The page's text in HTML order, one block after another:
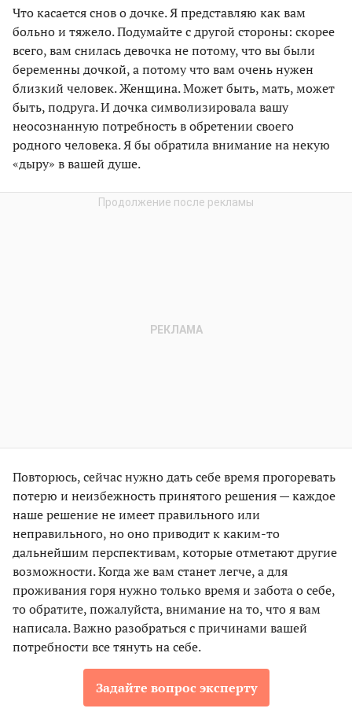
Что касается снов о дочке. Я представляю как вам
больно и тяжело. Подумайте с другой стороны: скорее
всего, вам снилась девочка не потому, что вы были
беременны дочкой, а потому что вам очень нужен
близкий человек. Женщина. Может быть, мать, может
быть, подруга. И дочка символизировала вашу
неосознанную потребность в обретении своего
родного человека. Я бы обратила внимание на некую
«дыру» в вашей душе.
Повторюсь, сейчас нужно дать себе время прогоревать
потерю и неизбежность принятого решения — каждое
наше решение не имеет правильного или
неправильного, но оно приводит к каким-то
дальнейшим перспективам, которые отметают другие
возможности. Когда же вам станет легче, а для
проживания горя нужно только время и забота о себе,
то обратите, пожалуйста, внимание на то, что я вам
написала. Важно разобраться с причинами вашей
потребности все тянуть на себе.
Задайте вопрос эксперту